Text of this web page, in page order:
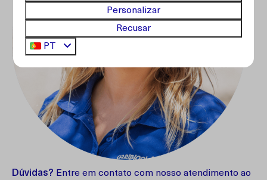
Dúvidas? Entre em contato com nosso atendimento ao
Personalizar
Recusar
PT